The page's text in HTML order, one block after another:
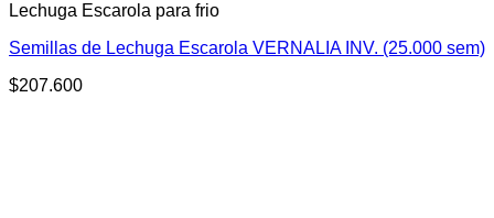
Lechuga Escarola para frio
Semillas de Lechuga Escarola VERNALIA INV. (25.000 sem)
$207.600